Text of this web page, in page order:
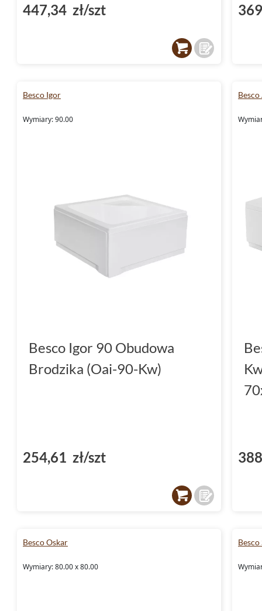
447,34 zł/szt
Besco Igor
Wymiary: 90.00
Besco Igor 90 Obudowa
Brodzika (Oai-90-Kw)
254,61 zł/szt
Besco Oskar
Wymiary: 80.00 x 80.00